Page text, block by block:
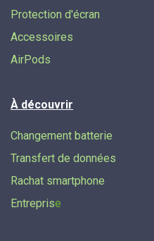
Protection d'écran
Accessoires
AirPods
À découvrir
Changement batterie
Transfert de données​
Rachat smartphone
Entreprise